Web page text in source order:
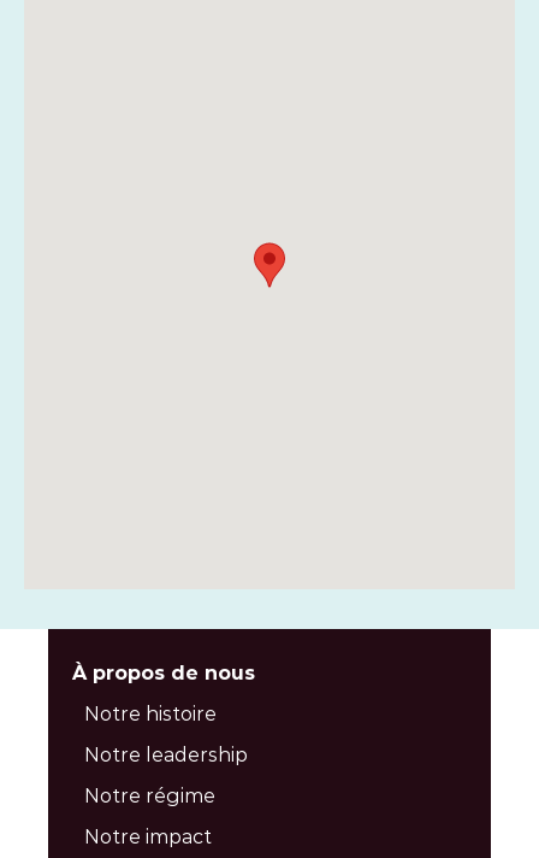
À propos de nous
Notre histoire
Notre leadership
Notre régime
Notre impact